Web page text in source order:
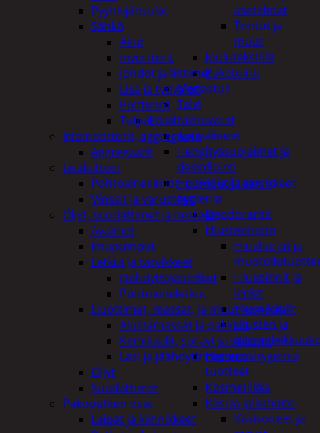
asetelmat
Tontut ja
muut
Joulutekstiilit
Paketointi
Marjastus
Talvi
Päivittäistavarat
Apuvälineet
Hengityssuojaimet ja
desinfiointi
Henkilökohtainen
hygienia
Deodorantit
Hiustenhoito
Hiusharjat ja
Hiuspinnit ja
lenkit
Hiusvärit
Hiusten ja
Hammashygienia
tuotteet
Kosmetiikka
Käsi ja jalkahoito
Käsivoiteet ja
Pyyhkijänsulat
Sähkö
Akut
invertterit
Johdot ja liittimet
Lisä ja työvalot
Polttimot
Tulpat
Irtomoottorit, aggregaatit
Aggregaatit
Lisälaitteet
Polttoainesäiliöt, pumput ja tarvikkeet
Vinssit ja varusteet
Öljyt, suodattimet ja nesteet
Avaimet
Imupumput
Letkut ja tarvikkeet
Jäähdyttäjänletkut
Polttoaineletkut
Liuottimet, massat, ja muut kemikaalit
Alustamassat ja pakkelit
Kemikaalit, sprayt ja silikonit
Lasi ja jäähdytinnesteet
Öljyt
Suodattimet
Pakoputken osat
Laipat ja kiinnikkeet